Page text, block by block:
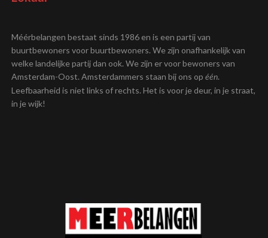
Méérbelangen bestaat sinds 1986 en is een partij van
buurtbewoners voor buurtbewoners. We zijn onafhankelijk van
welke landelijke partij dan ook. We zijn er voor bewoners van
Amsterdam-Oost. Amsterdammers staan bij ons op één.
Leefbaarheid is niet links of rechts. Het is voor je deur, in je straat,
in je wijk!